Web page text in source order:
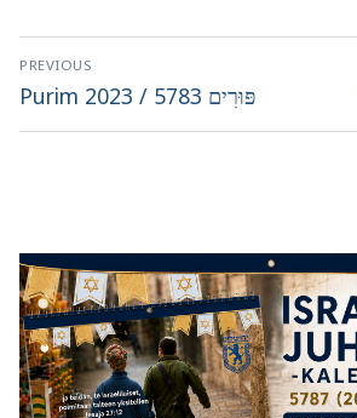
Artikkelien
selaus
PREVIOUS
Previous
Purim 2023 / פּוּרִים 5783